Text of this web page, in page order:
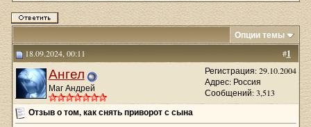
Опции темы
#1
18.09.2024, 00:11
Ангел
Маг Андрей
Регистрация: 29.10.2004
Адрес: Россия
Сообщений: 3,513
Отзыв о том, как снять приворот с сына